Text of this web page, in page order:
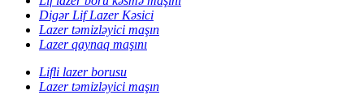
Digər Lif Lazer Kəsici
Lazer təmizləyici maşın
Lazer qaynaq maşını
Lifli lazer borusu
Lazer təmizləyici maşın